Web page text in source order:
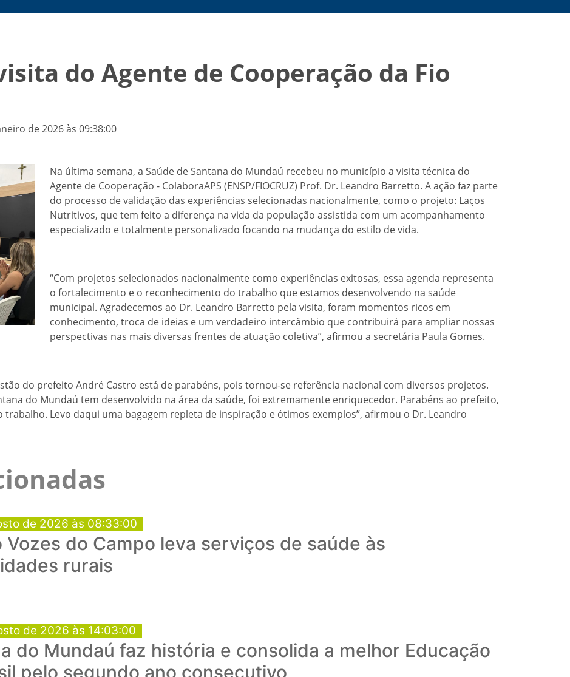
do Agente de Cooperação da Fio
de 2026 às 09:38:00
Na última semana, a Saúde de Santana do Mundaú recebeu no município a visita técnica do
Agente de Cooperação - ColaboraAPS (ENSP/FIOCRUZ) Prof. Dr. Leandro Barretto. A ação faz parte
do processo de validação das experiências selecionadas nacionalmente, como o projeto: Laços
Nutritivos, que tem feito a diferença na vida da população assistida com um acompanhamento
especializado e totalmente personalizado focando na mudança do estilo de vida.
“Com projetos selecionados nacionalmente como experiências exitosas, essa agenda representa
o fortalecimento e o reconhecimento do trabalho que estamos desenvolvendo na saúde
municipal. Agradecemos ao Dr. Leandro Barretto pela visita, foram momentos ricos em
conhecimento, troca de ideias e um verdadeiro intercâmbio que contribuirá para ampliar nossas
perspectivas nas mais diversas frentes de atuação coletiva”, afirmou a secretária Paula Gomes.
do prefeito André Castro está de parabéns, pois tornou-se referência nacional com diversos projetos.
do Mundaú tem desenvolvido na área da saúde, foi extremamente enriquecedor. Parabéns ao prefeito,
trabalho. Levo daqui uma bagagem repleta de inspiração e ótimos exemplos”, afirmou o Dr. Leandro
de 2026 às 08:33:00
Vozes do Campo leva serviços de saúde às
rurais
de 2026 às 14:03:00
do Mundaú faz história e consolida a melhor Educação
pelo segundo ano consecutivo